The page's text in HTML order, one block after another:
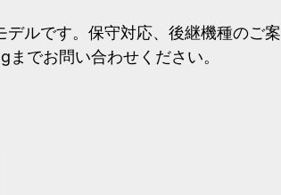
デルです。保守対応、後継機種のご
でお問い合わせください。